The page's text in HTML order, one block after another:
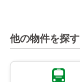
他の物件を探す